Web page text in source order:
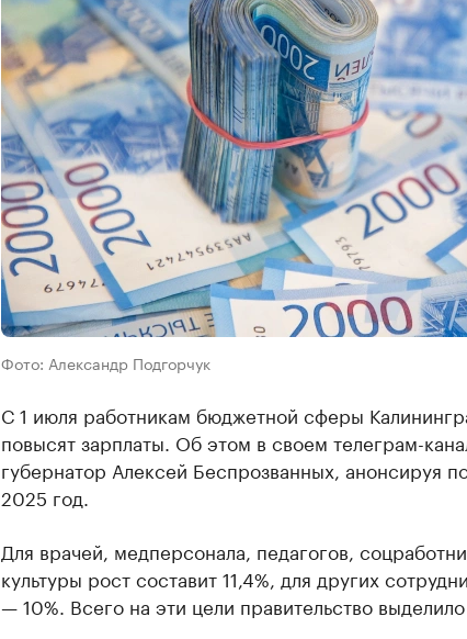
Фото: Александр Подгорчук
С 1 июля работникам бюджетной сферы
повысят зарплаты. Об этом в своем телеграм-
губернатор Алексей Беспрозванных, анонсируя
2025 год.
Для врачей, медперсонала, педагогов,
культуры рост составит 11,4%, для других
— 10%. Всего на эти цели правительство